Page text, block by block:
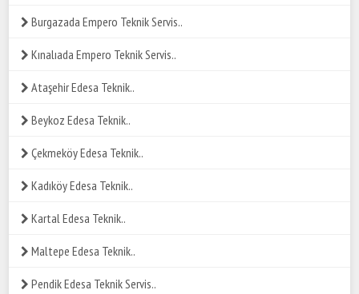
Burgazada Empero Teknik Servis..
Kınalıada Empero Teknik Servis..
Ataşehir Edesa Teknik..
Beykoz Edesa Teknik..
Çekmeköy Edesa Teknik..
Kadıköy Edesa Teknik..
Kartal Edesa Teknik..
Maltepe Edesa Teknik..
Pendik Edesa Teknik Servis..